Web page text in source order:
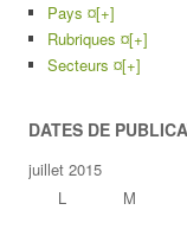
Pays ¤[+]
Rubriques ¤[+]
Secteurs ¤[+]
DATES DE
juillet 2015
L
M